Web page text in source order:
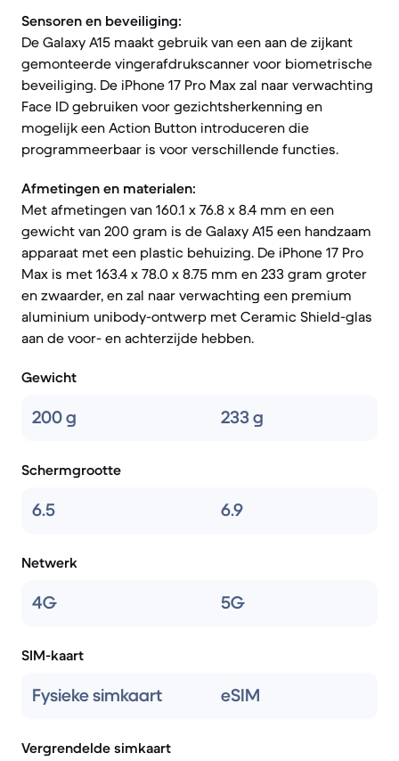
Sensoren en beveiliging:
De Galaxy A15 maakt gebruik van een aan de zijkant
gemonteerde vingerafdrukscanner voor biometrische
beveiliging. De iPhone 17 Pro Max zal naar verwachting
Face ID gebruiken voor gezichtsherkenning en
mogelijk een Action Button introduceren die
programmeerbaar is voor verschillende functies.
Afmetingen en materialen:
Met afmetingen van 160.1 x 76.8 x 8.4 mm en een
gewicht van 200 gram is de Galaxy A15 een handzaam
apparaat met een plastic behuizing. De iPhone 17 Pro
Max is met 163.4 x 78.0 x 8.75 mm en 233 gram groter
en zwaarder, en zal naar verwachting een premium
aluminium unibody-ontwerp met Ceramic Shield-glas
aan de voor- en achterzijde hebben.
Gewicht
200 g 233 g
Schermgrootte
6.5 6.9
Netwerk
4G 5G
SIM-kaart
Fysieke simkaart eSIM
Vergrendelde simkaart